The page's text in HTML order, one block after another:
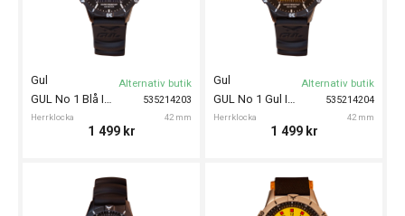
535214203
Gul
Herrklocka 42 mm
GUL No 1 Blå IPB PU 42mm
Alternativ butik
1 499 kr
535214204
Gul
Herrklocka 42 mm
GUL No 1 Gul IPB PU 42mm
Alternativ butik
1 499 kr